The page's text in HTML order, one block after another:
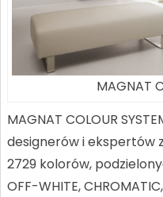
MAGNAT
MAGNAT COLOUR
designerów i ekspertów
2729 kolorów,
OFF-WHITE,